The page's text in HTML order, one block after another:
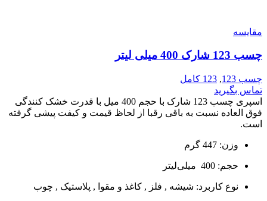
مقایسه
چسب 123 شارک 400 میلی لیتر
چسب 123 , 123 کامل
تماس بگیرید
اسپری چسب 123 شارک با حجم 400 میل با قدرت خشک کنندگی
فوق العاده نسبت به باقی رقبا از لحاظ قیمت و کیفت پیشی گرفته
است.
وزن: 447 گرم
حجم: 400 میلی‌لیتر
نوع کاربرد: شیشه , فلز , کاغذ و مقوا , پلاستیک , چوب